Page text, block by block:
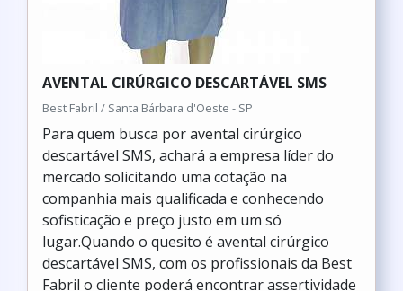
AVENTAL CIRÚRGICO DESCARTÁVEL SMS
Best Fabril / Santa Bárbara d'Oeste - SP
Para quem busca por avental cirúrgico
descartável SMS, achará a empresa líder do
mercado solicitando uma cotação na
companhia mais qualificada e conhecendo
sofisticação e preço justo em um só
lugar.Quando o quesito é avental cirúrgico
descartável SMS, com os profissionais da Best
Fabril o cliente poderá encontrar assertividade